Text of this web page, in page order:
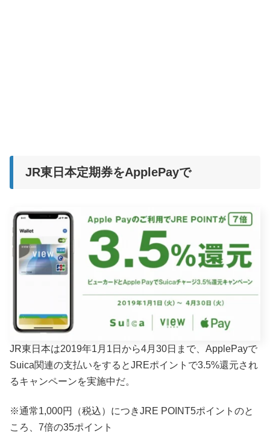
JR東日本定期券をApplePayで
JR東日本は2019年1月1日から4月30日まで、ApplePayで
Suica関連の支払いをするとJREポイントで3.5%還元され
るキャンペーンを実施中だ。
※通常1,000円（税込）につきJRE POINT5ポイントのと
ころ、7倍の35ポイント